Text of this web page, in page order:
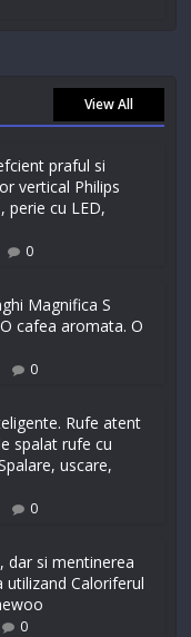
View All
praful si
vertical Philips
perie cu LED,
0
Magnifica S
cafea aromata. O
0
Rufe atent
spalat rufe cu
uscare,
0
dar si mentinerea
utilizand Caloriferul
0